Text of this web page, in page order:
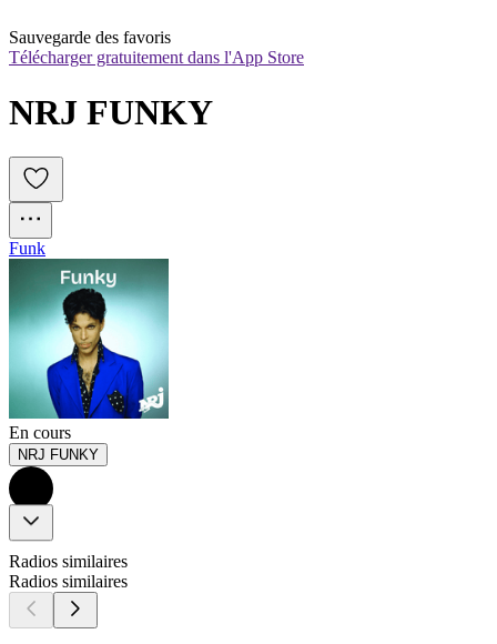
Sauvegarde des favoris
Télécharger gratuitement dans l'App Store
NRJ FUNKY
Funk
En cours
NRJ FUNKY
Radios similaires
Radios similaires